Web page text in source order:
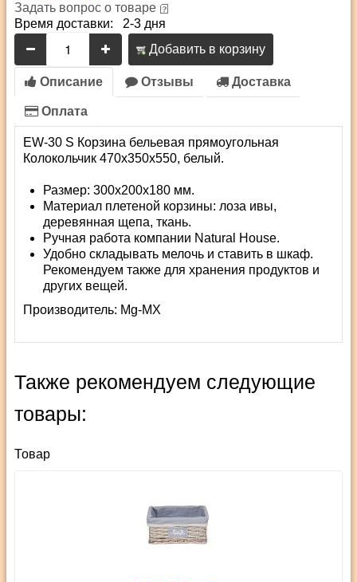
Задать вопрос о товаре
Время доставки: 2-3 дня
Добавить в корзину
Описание Отзывы Доставка
Оплата
EW-30 S Корзина бельевая прямоугольная
Колокольчик 470х350х550, белый.
Размер: 300х200х180 мм.
Материал плетеной корзины: лоза ивы,
деревянная щепа, ткань.
Ручная работа компании Natural House.
Удобно складывать мелочь и ставить в шкаф.
Рекомендуем также для хранения продуктов и
других вещей.
Производитель: Mg-MX
Также рекомендуем следующие
товары:
Товар